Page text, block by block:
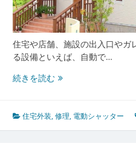
た
め
秘
訣
住宅や店舗、施設の出入口やガ
る設備といえば、自動で…
続きを読む電
ャ
ッ
住宅外装,修理, 電動シャッター